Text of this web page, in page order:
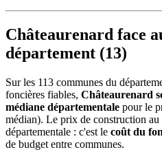
Châteaurenard face
département (13)
Sur les 113 communes du
foncières fiables, Châteaurenard
médiane départementale pour le
médian). Le prix de construction
départementale : c'est le coût du
de budget entre communes.